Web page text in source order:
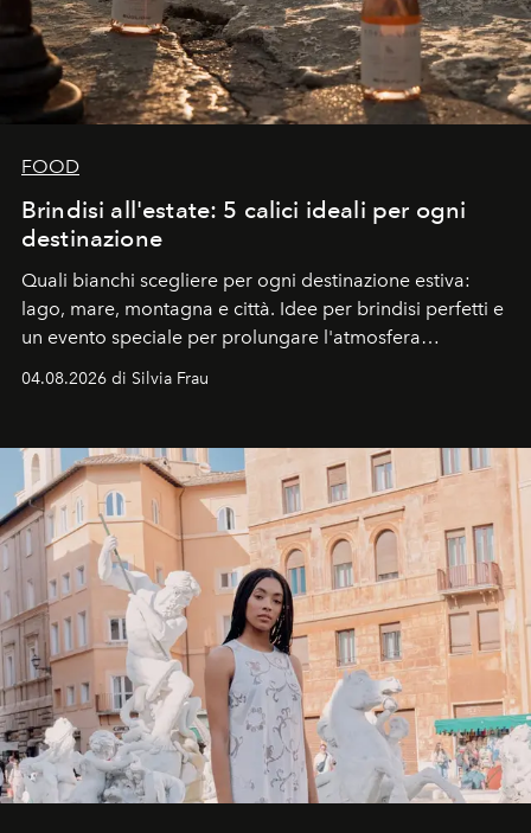
FOOD
Brindisi all'estate: 5 calici ideali per ogni
destinazione
Quali bianchi scegliere per ogni destinazione estiva:
lago, mare, montagna e città. Idee per brindisi perfetti e
un evento speciale per prolungare l'atmosfera
04.08.2026 di Silvia Frau